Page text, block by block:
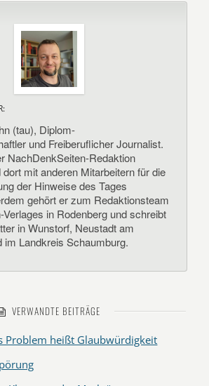
(tau), Diplom-
und Freiberuflicher Journalist.
NachDenkSeiten-Redaktion
mit anderen Mitarbeitern für die
der Hinweise des Tages
gehört er zum Redaktionsteam
in Rodenberg und schreibt
in Wunstorf, Neustadt am
im Landkreis Schaumburg.
VERWANDTE BEITRÄGE
Problem heißt Glaubwürdigkeit